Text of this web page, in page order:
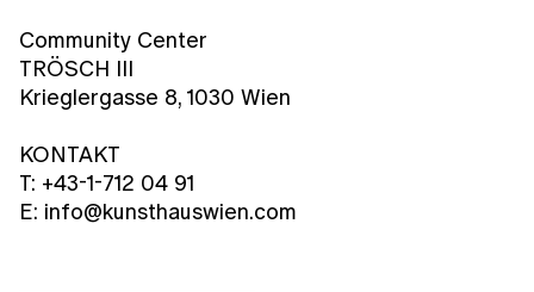
Community Center
TRÖSCH III
Krieglergasse 8, 1030 Wien
KONTAKT
T: +43-1-712 04 91
E: info@kunsthauswien.com